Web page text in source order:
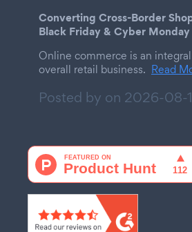
Converting Cross-Border
Black Friday & Cyber Monday
Online commerce is an
overall retail business. Read
Posted by on 2026-08-